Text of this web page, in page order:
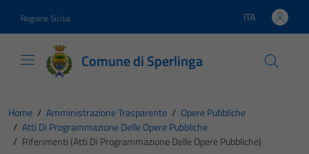
Regione Sicilia Lingua attiva:
ITA
Comune di Sperlinga
Home / Amministrazione Trasparente / Opere Pubbliche
/ Atti Di Programmazione Delle Opere Pubbliche
/ Riferimenti (Atti Di Programmazione Delle Opere Pubbliche)